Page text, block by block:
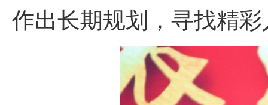
作出长期规划，寻找精